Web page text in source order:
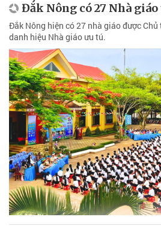
Đắk Nông có 27 Nhà giáo
Đắk Nông hiện có 27 nhà giáo được
danh hiệu Nhà giáo ưu tú.